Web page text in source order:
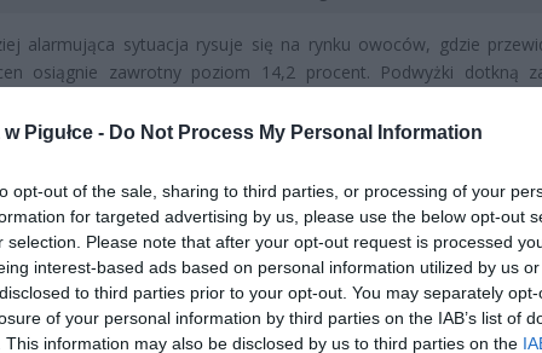
Pigułce - Do Not Process My Personal Information
opt-out of the sale, sharing to third parties, or processing of your
for targeted advertising by us, please use the below opt-out
selection. Please note that after your opt-out request is processed
interest-based ads based on personal information utilized by us
to third parties prior to your opt-out. You may separately
of your personal information by third parties on the IAB’s list of
This information may also be disclosed by us to third parties on the
alarmująca sytuacja rysuje się na rynku owoców, gdzie
osiągnie zawrotny poziom 14,2 procent. Podwyżki dotkną
są dostępne przez cały rok – jabłka, gruszki czy cytrusy. Tak
które w ostatnich sezonach dotknęły polskie i